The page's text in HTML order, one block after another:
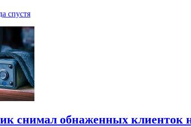
спустя
снимал обнаженных клиенток